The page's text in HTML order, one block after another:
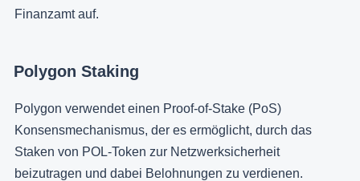
Finanzamt auf.
Polygon Staking
Polygon verwendet einen Proof-of-Stake (PoS)
Konsensmechanismus, der es ermöglicht, durch das
Staken von POL-Token zur Netzwerksicherheit
beizutragen und dabei Belohnungen zu verdienen.